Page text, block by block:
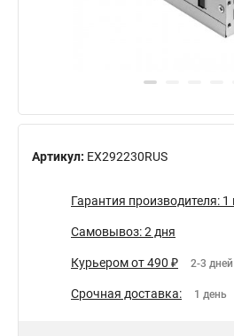
Артикул: EX292230RUS
Гарантия производителя: 1
Самовывоз: 2 дня
Курьером от 490 ₽ 2-3 дней
Срочная доставка: 1 день